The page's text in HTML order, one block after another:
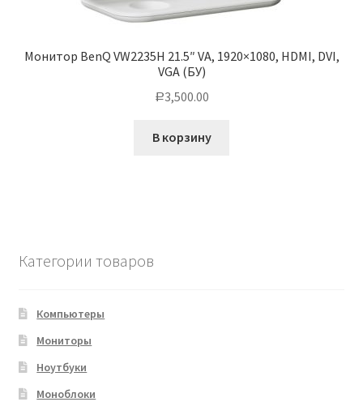
Монитор BenQ VW2235H 21.5″ VA, 1920×1080, HDMI, DVI,
VGA (БУ)
Р3,500.00
В корзину
Категории товаров
Компьютеры
Мониторы
Ноутбуки
Моноблоки